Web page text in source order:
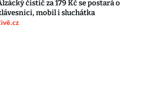
čistič za 179 Kč se postará o
mobil i sluchátka